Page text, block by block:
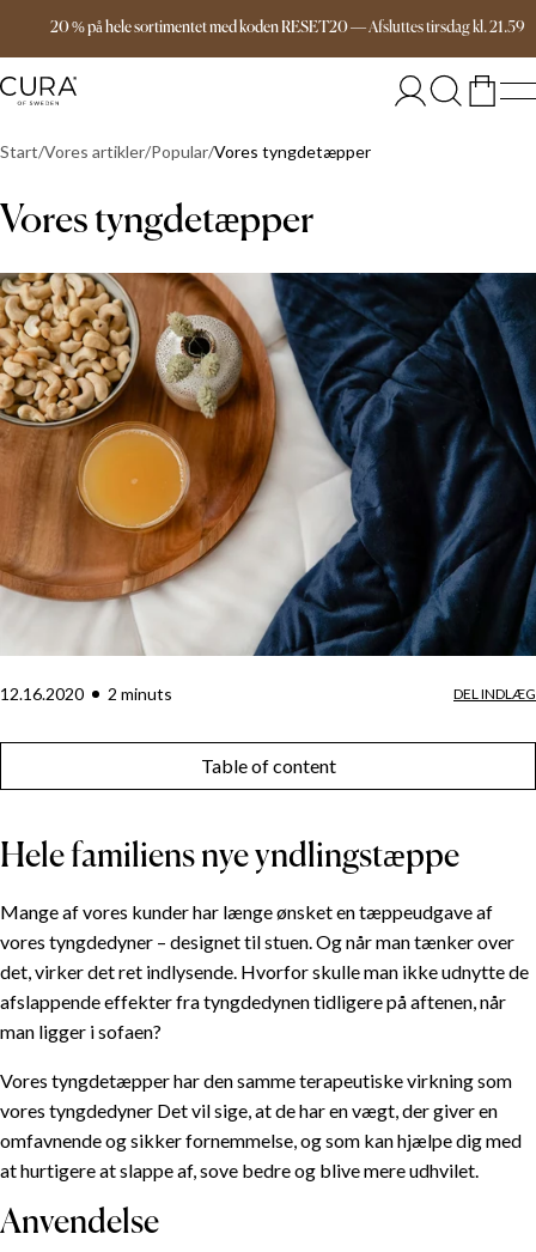
20 % på hele sortimentet med koden RESET20—Afsluttestirsdagkl.21.59
Gratis forsendelse over 1099 DKK
Start Vores artikler Popular Vores tyngdetæpper
Vores tyngdetæpper
12.16.2020 2 minuts DEL INDLÆG
Table of content
Hele familiens nye yndlingstæppe
Mange af vores kunder har længe ønsket en tæppeudgave af
vores tyngdedyner – designet til stuen. Og når man tænker over
det, virker det ret indlysende. Hvorfor skulle man ikke udnytte de
afslappende effekter fra tyngdedynen tidligere på aftenen, når
man ligger i sofaen?
Vores tyngdetæpper har den samme terapeutiske virkning som
vores tyngdedyner Det vil sige, at de har en vægt, der giver en
omfavnende og sikker fornemmelse, og som kan hjælpe dig med
at hurtigere at slappe af, sove bedre og blive mere udhvilet.
Anvendelse